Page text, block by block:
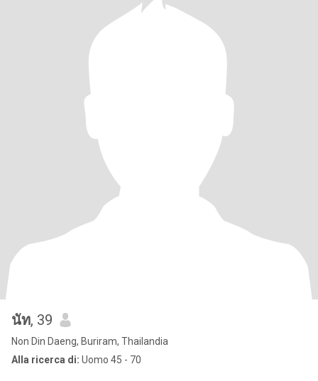
นัท, 39
Non Din Daeng, Buriram, Thailandia
Alla ricerca di: Uomo 45 - 70